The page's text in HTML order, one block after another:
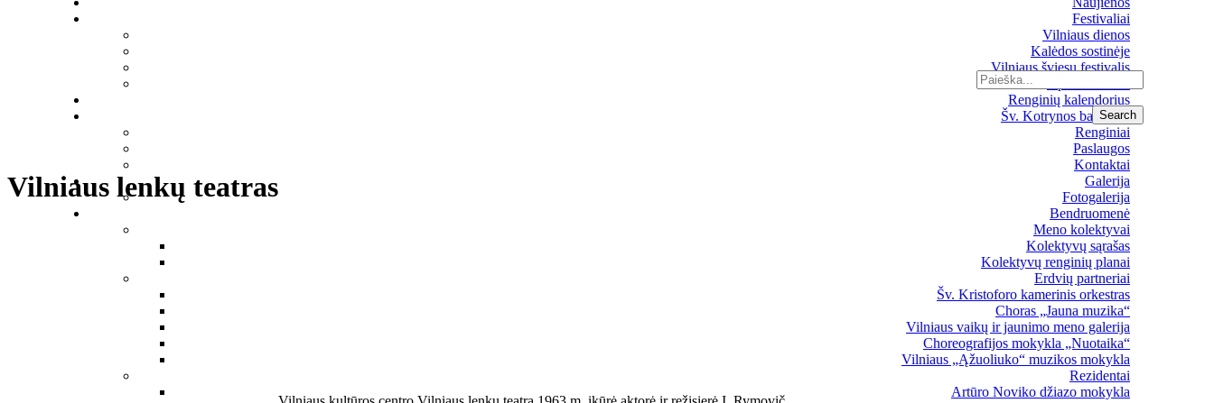
Festivaliai
Vilniaus dienos
Kalėdos sostinėje
Vilniaus šviesų festivalis
Renginių kalendorius
Šv. Kotrynos bažnyčia
Renginiai
Paslaugos
Kontaktai
Galerija
Fotogalerija
Bendruomenė
Meno kolektyvai
Kolektyvų sąrašas
Kolektyvų renginių planai
Erdvių partneriai
Šv. Kristoforo kamerinis orkestras
Choras „Jauna muzika“
Vilniaus vaikų ir jaunimo meno galerija
Choreografijos mokykla „Nuotaika“
Vilniaus „Ąžuoliuko“ muzikos mokykla
Rezidentai
Artūro Noviko džiazo mokykla
Vilniaus lenkų teatras